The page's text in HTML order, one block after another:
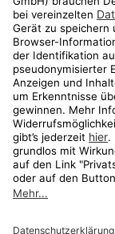
Aktionen
Travel